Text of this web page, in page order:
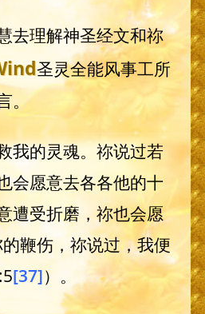
去理解神圣经文和祢
圣灵全能风事工所
。
我的灵魂。祢说过若
会愿意去各各他的十
遭受折磨，祢也会愿
鞭伤，祢说过，我便
[37]）。